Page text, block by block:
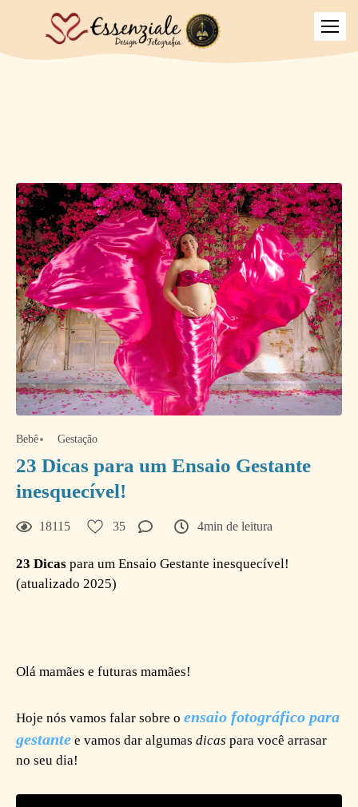
Bebê Gestação
23 Dicas para um Ensaio Gestante
inesquecível!
18115 35 4min de leitura
23 Dicas para um Ensaio Gestante inesquecível!
(atualizado 2025)
Olá mamães e futuras mamães!
Hoje nós vamos falar sobre o ensaio fotográfico para
gestante e vamos dar algumas dicas para você arrasar
no seu dia!